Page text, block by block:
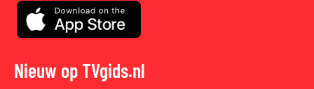
Nieuw op TVgids.nl